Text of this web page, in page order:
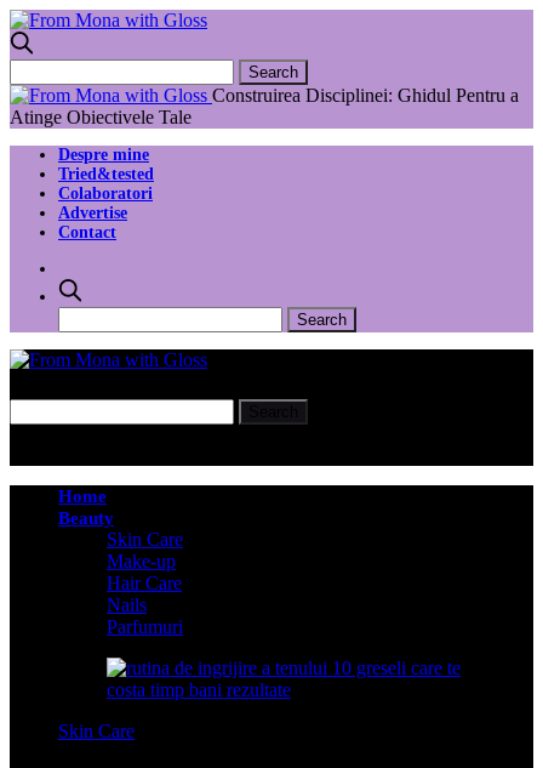
Construirea Disciplinei: Ghidul Pentru a
Atinge Obiectivele Tale
Despre mine
Tried&tested
Colaboratori
Advertise
Contact
Home
Beauty
Skin Care
Make-up
Hair Care
Nails
Parfumuri
Skin Care